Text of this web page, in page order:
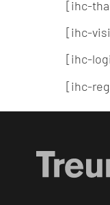
[ihc-
[ihc-
[ihc-
[ihc-